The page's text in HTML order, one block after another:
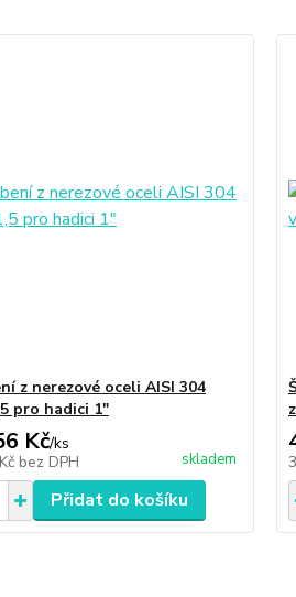
z nerezové oceli AISI 304
pro hadici 1"
Kč/ks
bez DPH skladem
Přidat do košíku